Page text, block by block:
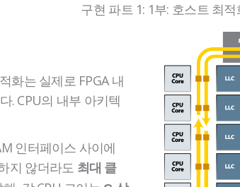
구현 파트 1: 1부: 호스트 최적
화는 실제로 FPGA 내
. CPU의 내부 아키텍
인터페이스 사이에
지 않더라도 최대 클